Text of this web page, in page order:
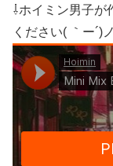
⇩ホイミン男子が
ください( ｀ー´)ノ